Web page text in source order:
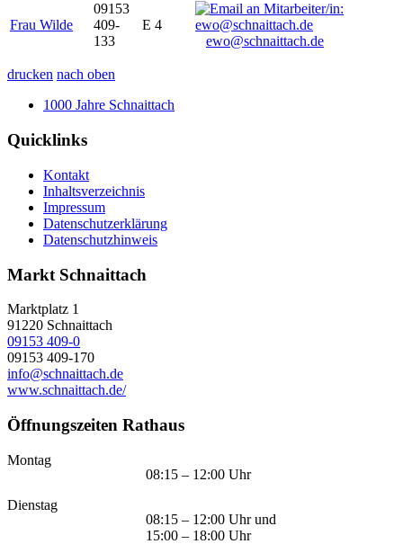
Frau Wilde
09153
409-
133
E 4
ewo@schnaittach.de
drucken nach oben
1000 Jahre Schnaittach
Quicklinks
Kontakt
Inhaltsverzeichnis
Impressum
Datenschutzerklärung
Datenschutzhinweis
Markt Schnaittach
Marktplatz 1
91220 Schnaittach
09153 409-0
09153 409-170
info@schnaittach.de
www.schnaittach.de/
Öffnungszeiten Rathaus
Montag
08:15 – 12:00 Uhr
Dienstag
08:15 – 12:00 Uhr und
15:00 – 18:00 Uhr